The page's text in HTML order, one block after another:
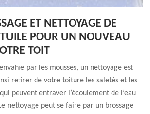
ET NETTOYAGE DE
POUR UN NOUVEAU
TOIT
par les mousses, un nettoyage est
retirer de votre toiture les saletés et les
peuvent entraver l’écoulement de l’eau
nettoyage peut se faire par un brossage